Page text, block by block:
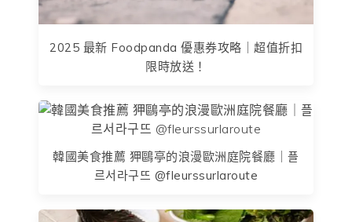
2025 最新 Foodpanda 優惠券攻略｜超值折扣
限時放送！
韓國美食推薦 狎鷗亭的浪漫歐洲庭院餐廳｜플
르서라구뜨 @fleurssurlaroute